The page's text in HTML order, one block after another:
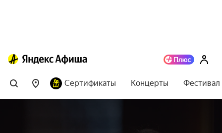
Сертификаты Концерты